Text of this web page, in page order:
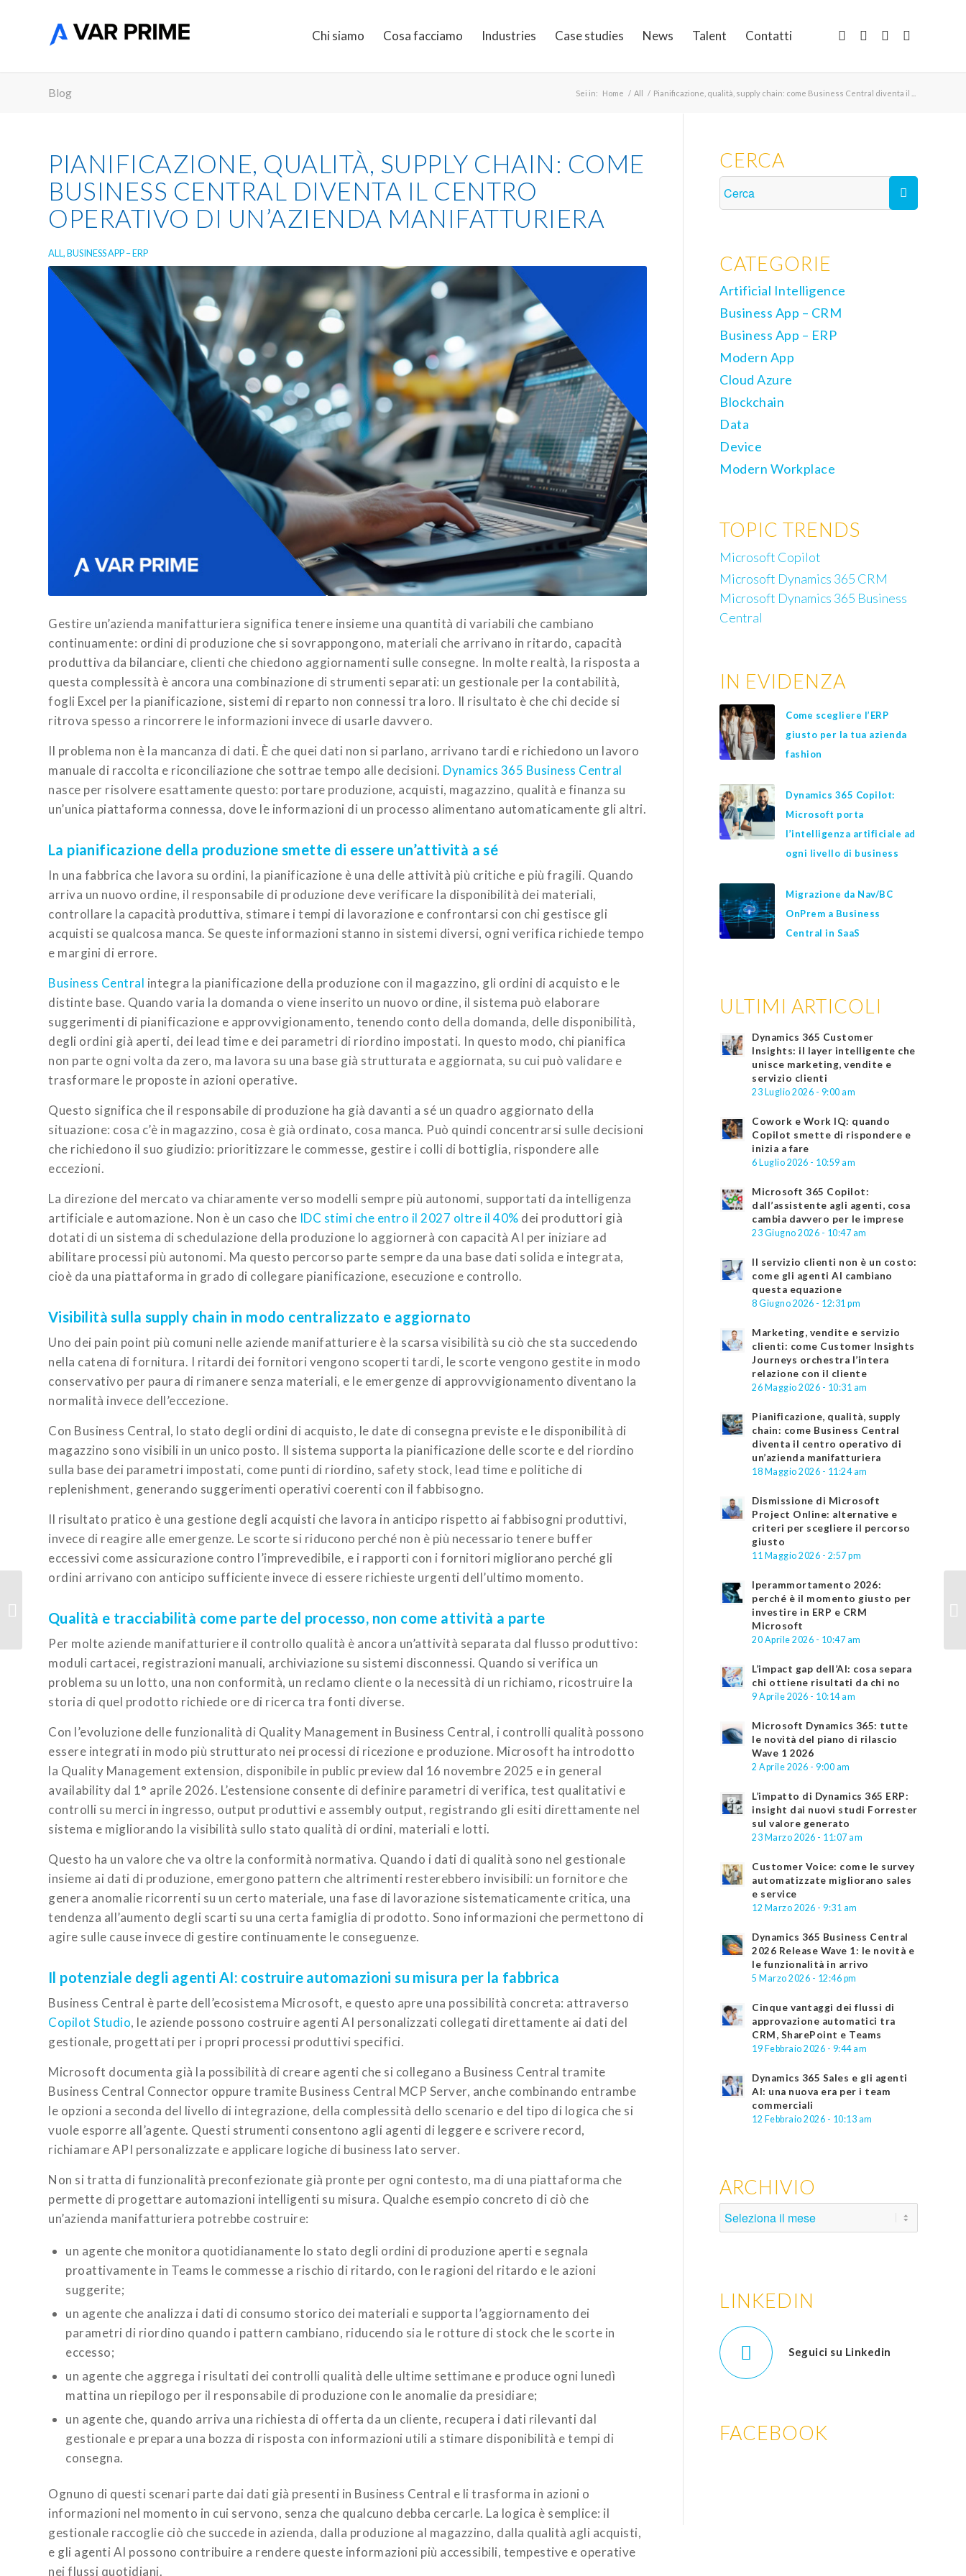
Chi siamo Cosa facciamo Industries Case studies News Talent Contatti
Blog Sei in: Home / All / Pianificazione, qualità, supply chain: come Business Central diventa il ...
PIANIFICAZIONE, QUALITÀ, SUPPLY CHAIN: COME
BUSINESS CENTRAL DIVENTA IL CENTRO
OPERATIVO DI UN’AZIENDA MANIFATTURIERA
ALL,BUSINESS APP – ERP
Gestire un’azienda manifatturiera significa tenere insieme una quantità di variabili che cambiano
continuamente: ordini di produzione che si sovrappongono, materiali che arrivano in ritardo, capacità
produttiva da bilanciare, clienti che chiedono aggiornamenti sulle consegne. In molte realtà, la risposta a
questa complessità è ancora una combinazione di strumenti separati: un gestionale per la contabilità,
fogli Excel per la pianificazione, sistemi di reparto non connessi tra loro. Il risultato è che chi decide si
ritrova spesso a rincorrere le informazioni invece di usarle davvero.
Il problema non è la mancanza di dati. È che quei dati non si parlano, arrivano tardi e richiedono un lavoro
manuale di raccolta e riconciliazione che sottrae tempo alle decisioni. Dynamics 365 Business Central
nasce per risolvere esattamente questo: portare produzione, acquisti, magazzino, qualità e finanza su
un’unica piattaforma connessa, dove le informazioni di un processo alimentano automaticamente gli altri.
La pianificazione della produzione smette di essere un’attività a sé
In una fabbrica che lavora su ordini, la pianificazione è una delle attività più critiche e più fragili. Quando
arriva un nuovo ordine, il responsabile di produzione deve verificare la disponibilità dei materiali,
controllare la capacità produttiva, stimare i tempi di lavorazione e confrontarsi con chi gestisce gli
acquisti se qualcosa manca. Se queste informazioni stanno in sistemi diversi, ogni verifica richiede tempo
e margini di errore.
Business Central integra la pianificazione della produzione con il magazzino, gli ordini di acquisto e le
distinte base. Quando varia la domanda o viene inserito un nuovo ordine, il sistema può elaborare
suggerimenti di pianificazione e approvvigionamento, tenendo conto della domanda, delle disponibilità,
degli ordini già aperti, dei lead time e dei parametri di riordino impostati. In questo modo, chi pianifica
non parte ogni volta da zero, ma lavora su una base già strutturata e aggiornata, su cui può validare e
trasformare le proposte in azioni operative.
Questo significa che il responsabile di produzione ha già davanti a sé un quadro aggiornato della
situazione: cosa c’è in magazzino, cosa è già ordinato, cosa manca. Può quindi concentrarsi sulle decisioni
che richiedono il suo giudizio: prioritizzare le commesse, gestire i colli di bottiglia, rispondere alle
eccezioni.
La direzione del mercato va chiaramente verso modelli sempre più autonomi, supportati da intelligenza
artificiale e automazione. Non è un caso che IDC stimi che entro il 2027 oltre il 40% dei produttori già
dotati di un sistema di schedulazione della produzione lo aggiornerà con capacità AI per iniziare ad
abilitare processi più autonomi. Ma questo percorso parte sempre da una base dati solida e integrata,
cioè da una piattaforma in grado di collegare pianificazione, esecuzione e controllo.
Visibilità sulla supply chain in modo centralizzato e aggiornato
Uno dei pain point più comuni nelle aziende manifatturiere è la scarsa visibilità su ciò che sta succedendo
nella catena di fornitura. I ritardi dei fornitori vengono scoperti tardi, le scorte vengono gestite in modo
conservativo per paura di rimanere senza materiali, e le emergenze di approvvigionamento diventano la
normalità invece dell’eccezione.
Con Business Central, lo stato degli ordini di acquisto, le date di consegna previste e le disponibilità di
magazzino sono visibili in un unico posto. Il sistema supporta la pianificazione delle scorte e del riordino
sulla base dei parametri impostati, come punti di riordino, safety stock, lead time e politiche di
replenishment, generando suggerimenti operativi coerenti con il fabbisogno.
Il risultato pratico è una gestione degli acquisti che lavora in anticipo rispetto ai fabbisogni produttivi,
invece di reagire alle emergenze. Le scorte si riducono perché non è più necessario tenere buffer
eccessivi come assicurazione contro l’imprevedibile, e i rapporti con i fornitori migliorano perché gli
ordini arrivano con anticipo sufficiente invece di essere richieste urgenti dell’ultimo momento.
Qualità e tracciabilità come parte del processo, non come attività a parte
Per molte aziende manifatturiere il controllo qualità è ancora un’attività separata dal flusso produttivo:
moduli cartacei, registrazioni manuali, archiviazione su sistemi disconnessi. Quando si verifica un
problema su un lotto, una non conformità, un reclamo cliente o la necessità di un richiamo, ricostruire la
storia di quel prodotto richiede ore di ricerca tra fonti diverse.
Con l’evoluzione delle funzionalità di Quality Management in Business Central, i controlli qualità possono
essere integrati in modo più strutturato nei processi di ricezione e produzione. Microsoft ha introdotto
la Quality Management extension, disponibile in public preview dal 16 novembre 2025 e in general
availability dal 1° aprile 2026. L’estensione consente di definire parametri di verifica, test qualitativi e
controlli su merci in ingresso, output produttivi e assembly output, registrando gli esiti direttamente nel
sistema e migliorando la visibilità sullo stato qualità di ordini, materiali e lotti.
Questo ha un valore che va oltre la conformità normativa. Quando i dati di qualità sono nel gestionale
insieme ai dati di produzione, emergono pattern che altrimenti resterebbero invisibili: un fornitore che
genera anomalie ricorrenti su un certo materiale, una fase di lavorazione sistematicamente critica, una
tendenza all’aumento degli scarti su una certa famiglia di prodotto. Sono informazioni che permettono di
agire sulle cause invece di gestire continuamente le conseguenze.
Il potenziale degli agenti AI: costruire automazioni su misura per la fabbrica
Business Central è parte dell’ecosistema Microsoft, e questo apre una possibilità concreta: attraverso
Copilot Studio, le aziende possono costruire agenti AI personalizzati collegati direttamente ai dati del
gestionale, progettati per i propri processi produttivi specifici.
Microsoft documenta già la possibilità di creare agenti che si collegano a Business Central tramite
Business Central Connector oppure tramite Business Central MCP Server, anche combinando entrambe
le opzioni a seconda del livello di integrazione, della complessità dello scenario e del tipo di logica che si
vuole esporre all’agente. Questi strumenti consentono agli agenti di leggere e scrivere record,
richiamare API personalizzate e applicare logiche di business lato server.
Non si tratta di funzionalità preconfezionate già pronte per ogni contesto, ma di una piattaforma che
permette di progettare automazioni intelligenti su misura. Qualche esempio concreto di ciò che
un’azienda manifatturiera potrebbe costruire:
un agente che monitora quotidianamente lo stato degli ordini di produzione aperti e segnala
proattivamente in Teams le commesse a rischio di ritardo, con le ragioni del ritardo e le azioni
suggerite;
un agente che analizza i dati di consumo storico dei materiali e supporta l’aggiornamento dei
parametri di riordino quando i pattern cambiano, riducendo sia le rotture di stock che le scorte in
eccesso;
un agente che aggrega i risultati dei controlli qualità delle ultime settimane e produce ogni lunedì
mattina un riepilogo per il responsabile di produzione con le anomalie da presidiare;
un agente che, quando arriva una richiesta di offerta da un cliente, recupera i dati rilevanti dal
gestionale e prepara una bozza di risposta con informazioni utili a stimare disponibilità e tempi di
consegna.
Ognuno di questi scenari parte dai dati già presenti in Business Central e li trasforma in azioni o
informazioni nel momento in cui servono, senza che qualcuno debba cercarle. La logica è semplice: il
gestionale raccoglie ciò che succede in azienda, dalla produzione al magazzino, dalla qualità agli acquisti,
e gli agenti AI possono contribuire a rendere queste informazioni più accessibili, tempestive e operative
nei flussi quotidiani.
CERCA
CATEGORIE
Artificial Intelligence
Business App – CRM
Business App – ERP
Modern App
Cloud Azure
Blockchain
Data
Device
Modern Workplace
TOPIC TRENDS
Microsoft Copilot
Microsoft Dynamics 365 CRM
Microsoft Dynamics 365 Business
Central
IN EVIDENZA
Come scegliere l’ERP
giusto per la tua azienda
fashion
Dynamics 365 Copilot:
Microsoft porta
l’intelligenza artificiale ad
ogni livello di business
Migrazione da Nav/BC
OnPrem a Business
Central in SaaS
ULTIMI ARTICOLI
Dynamics 365 Customer
Insights: il layer intelligente che
unisce marketing, vendite e
servizio clienti
23 Luglio 2026 - 9:00 am
Cowork e Work IQ: quando
Copilot smette di rispondere e
inizia a fare
6 Luglio 2026 - 10:59 am
Microsoft 365 Copilot:
dall’assistente agli agenti, cosa
cambia davvero per le imprese
23 Giugno 2026 - 10:47 am
Il servizio clienti non è un costo:
come gli agenti AI cambiano
questa equazione
8 Giugno 2026 - 12:31 pm
Marketing, vendite e servizio
clienti: come Customer Insights
Journeys orchestra l’intera
relazione con il cliente
26 Maggio 2026 - 10:31 am
Pianificazione, qualità, supply
chain: come Business Central
diventa il centro operativo di
un’azienda manifatturiera
18 Maggio 2026 - 11:24 am
Dismissione di Microsoft
Project Online: alternative e
criteri per scegliere il percorso
giusto
11 Maggio 2026 - 2:57 pm
Iperammortamento 2026:
perché è il momento giusto per
investire in ERP e CRM
Microsoft
20 Aprile 2026 - 10:47 am
L’impact gap dell’AI: cosa separa
chi ottiene risultati da chi no
9 Aprile 2026 - 10:14 am
Microsoft Dynamics 365: tutte
le novità del piano di rilascio
Wave 1 2026
2 Aprile 2026 - 9:00 am
L’impatto di Dynamics 365 ERP:
insight dai nuovi studi Forrester
sul valore generato
23 Marzo 2026 - 11:07 am
Customer Voice: come le survey
automatizzate migliorano sales
e service
12 Marzo 2026 - 9:31 am
Dynamics 365 Business Central
2026 Release Wave 1: le novità e
le funzionalità in arrivo
5 Marzo 2026 - 12:46 pm
Cinque vantaggi dei flussi di
approvazione automatici tra
CRM, SharePoint e Teams
19 Febbraio 2026 - 9:44 am
Dynamics 365 Sales e gli agenti
AI: una nuova era per i team
commerciali
12 Febbraio 2026 - 10:13 am
ARCHIVIO
LINKEDIN
Seguici su Linkedin
FACEBOOK
Online: alternative e